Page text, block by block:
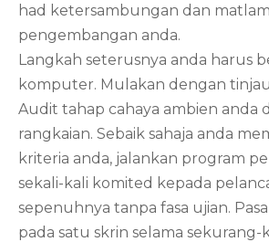
had ketersambungan dan
pengembangan anda.
Langkah seterusnya anda harus
komputer. Mulakan dengan
Audit tahap cahaya ambien anda
rangkaian. Sebaik sahaja anda
kriteria anda, jalankan program
sekali-kali komited kepada
sepenuhnya tanpa fasa ujian.
pada satu skrin selama sekurang-